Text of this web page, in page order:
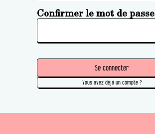
Confirmer le mot de passe
Se connecter
Vous avez déjà un compte ?